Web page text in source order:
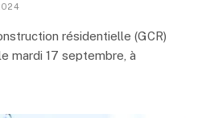
résidentielle (GCR)
mardi 17 septembre, à